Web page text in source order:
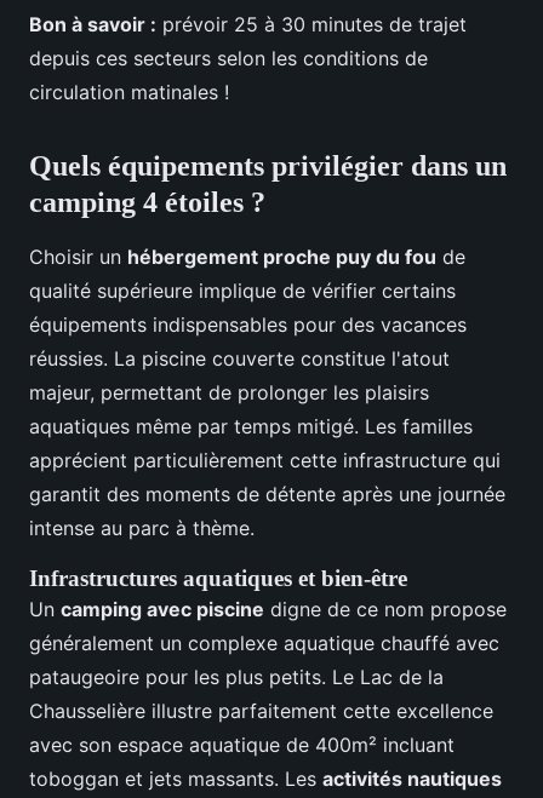
Bon à savoir : prévoir 25 à 30 minutes de trajet
depuis ces secteurs selon les conditions de
circulation matinales !
Quels équipements privilégier dans un
camping 4 étoiles ?
Choisir un hébergement proche puy du fou de
qualité supérieure implique de vérifier certains
équipements indispensables pour des vacances
réussies. La piscine couverte constitue l'atout
majeur, permettant de prolonger les plaisirs
aquatiques même par temps mitigé. Les familles
apprécient particulièrement cette infrastructure qui
garantit des moments de détente après une journée
intense au parc à thème.
Infrastructures aquatiques et bien-être
Un camping avec piscine digne de ce nom propose
généralement un complexe aquatique chauffé avec
pataugeoire pour les plus petits. Le Lac de la
Chausselière illustre parfaitement cette excellence
avec son espace aquatique de 400m² incluant
toboggan et jets massants. Les activités nautiques